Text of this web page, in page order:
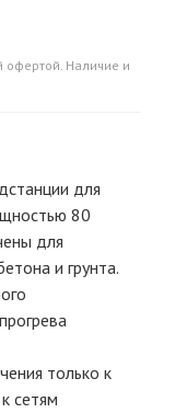
офертой. Наличие и
для
80
для
и грунта.
только к
сетям